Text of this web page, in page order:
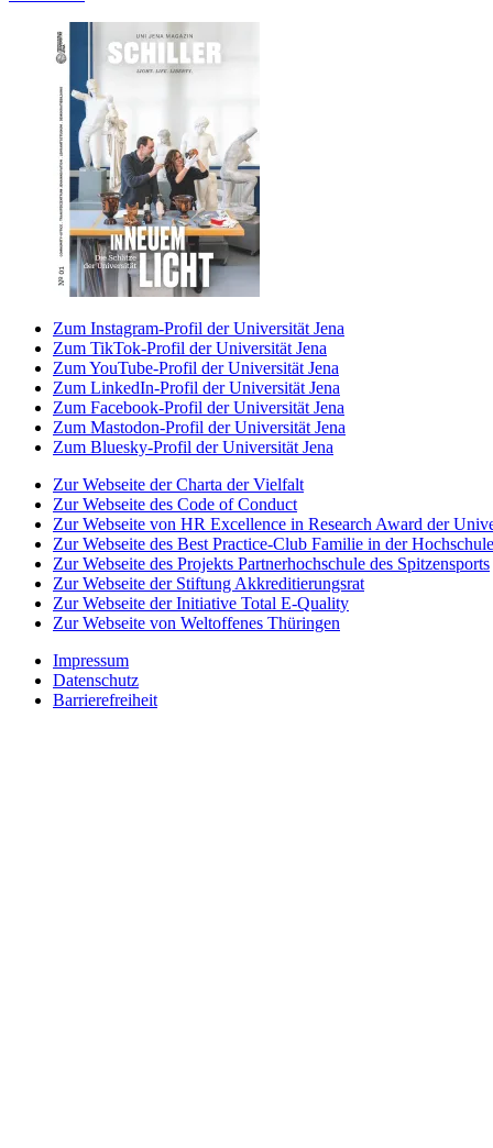
Zum Instagram-Profil der Universität Jena
Zum TikTok-Profil der Universität Jena
Zum YouTube-Profil der Universität Jena
Zum LinkedIn-Profil der Universität Jena
Zum Facebook-Profil der Universität Jena
Zum Mastodon-Profil der Universität Jena
Zum Bluesky-Profil der Universität Jena
Zur Webseite der Charta der Vielfalt
Zur Webseite des Code of Conduct
Zur Webseite von HR Excellence in Research Award der
Zur Webseite des Best Practice-Club Familie in der Hochschule
Zur Webseite des Projekts Partnerhochschule des Spitzensports
Zur Webseite der Stiftung Akkreditierungsrat
Zur Webseite der Initiative Total E-Quality
Zur Webseite von Weltoffenes Thüringen
Impressum
Datenschutz
Barrierefreiheit